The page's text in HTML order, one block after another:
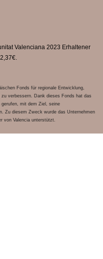
Valenciana 2023 Erhaltener
Fonds für regionale Entwicklung,
verbessern. Dank dieses Fonds hat das
gerufen, mit dem Ziel, seine
Zu diesem Zweck wurde das Unternehmen
von Valencia unterstützt.